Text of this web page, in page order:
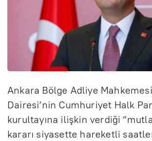
Ankara Bölge Adliye
Dairesi’nin Cumhuriyet Halk
kurultayına ilişkin verdiği
kararı siyasette hareketli